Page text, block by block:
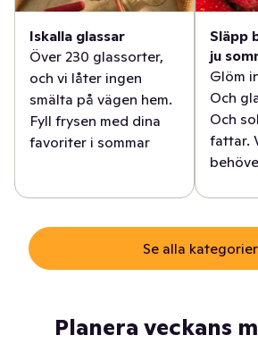
Iskalla glassar
Över 230 glassorter,
och vi låter ingen
smälta på vägen hem.
Fyll frysen med dina
favoriter i sommar
Släpp
ju
Glöm
Och
Och
fattar.
Se alla kategorier
Planera veckans